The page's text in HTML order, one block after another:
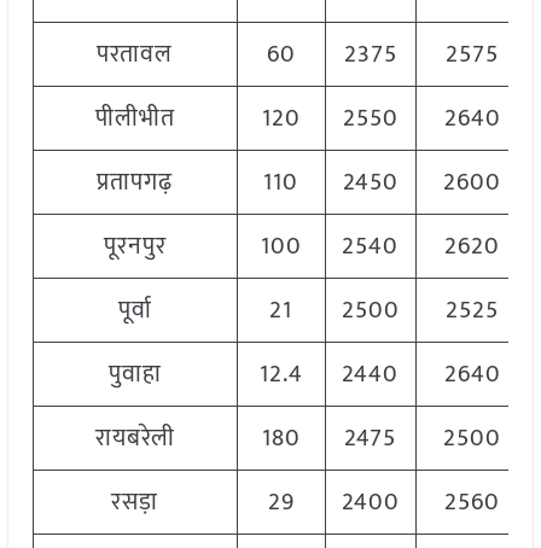
परतावल
60 2375
2575
पीलीभीत
120 2550
2640
प्रतापगढ़
110 2450
2600
पूरनपुर
100 2540
2620
पूर्वा
21 2500
2525
पुवाहा
12.4 2440
2640
रायबरेली
180 2475
2500
रसड़ा
29 2400
2560